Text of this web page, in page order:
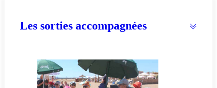
Les sorties accompagnées